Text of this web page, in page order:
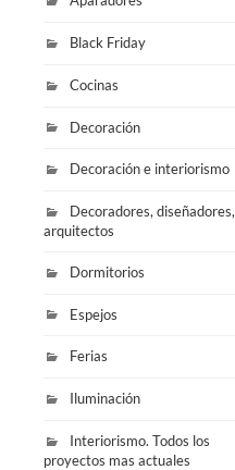
Black Friday
Cocinas
Decoración
Decoración e interiorismo
Decoradores, diseñadores,
arquitectos
Dormitorios
Espejos
Ferias
Iluminación
Interiorismo. Todos los
proyectos mas actuales